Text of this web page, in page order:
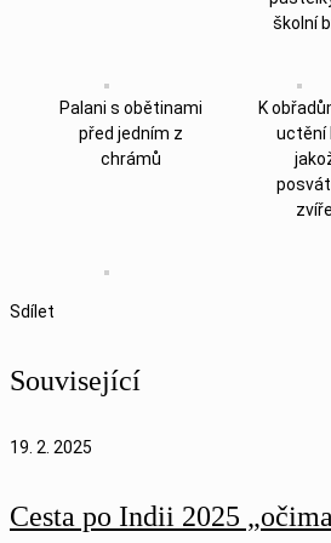
školní
Palani s obětinami
před jedním z
chrámů
K
uctění
Sdílet
Související
19. 2. 2025
Cesta po Indii 2025